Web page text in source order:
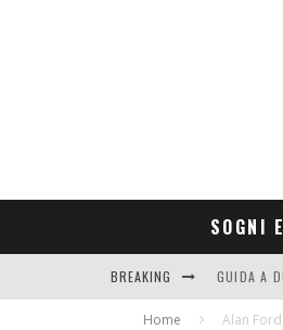
SOGNI
BREAKING GUIDA A
Home Alan Ford